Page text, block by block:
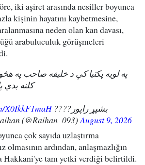
iki aşiret arasında nesiller boyunca
kişinin hayatını kaybetmesine,
neden olan kan davası,
arabuluculuk görüşmeleri
په لویه پکتیا کې د خلیفه صاحب په
کلنه بدي
بشپړ راپور????X0IkkF1maH
(@Raihan_093)August 9, 2026
çok sayıda uzlaştırma
olmasının ardından, anlaşmazlığın
Hakkani'ye tam yetki verdiği belirtildi.